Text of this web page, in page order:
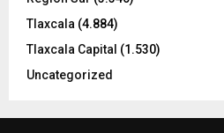
Tlaxcala (4.884)
Tlaxcala Capital (1.530)
Uncategorized